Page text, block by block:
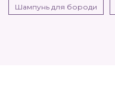
Шампунь для бороди